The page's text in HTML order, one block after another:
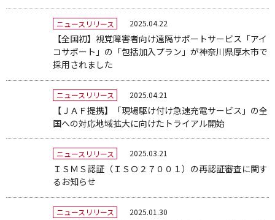
2025.04.22
ニュースリリース
【全国初】視覚障害者向け遠隔サポートサービス「アイ
コサポート」の「包括加入プラン」が神奈川県厚木市で
採用されました
2025.04.21
ニュースリリース
【ＪＡＦ提携】「現場駆け付け急速充電サービス」の全
国への対応地域拡大に向けたトライアル開始
2025.03.21
ニュースリリース
ＩＳＭＳ認証（ＩＳＯ２７００１）の再認証審査に関す
るお知らせ
2025.01.30
ニュースリリース